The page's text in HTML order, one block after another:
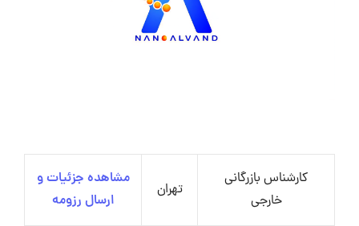
کارشناس بازرگانی
خارجی
تهران
مشاهده جزئیات و
ارسال رزومه